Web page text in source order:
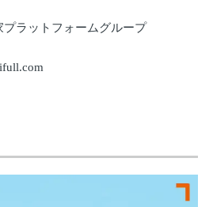
ラットフォームグループ